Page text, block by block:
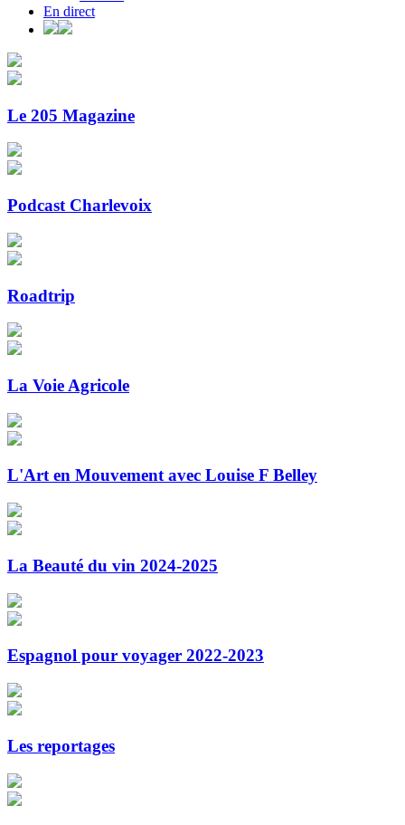
En direct
Le 205 Magazine
Podcast Charlevoix
Roadtrip
La Voie Agricole
L'Art en Mouvement avec Louise F Belley
La Beauté du vin 2024-2025
Espagnol pour voyager 2022-2023
Les reportages